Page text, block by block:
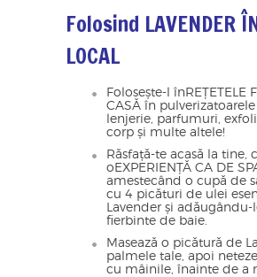
Folosind LAVENDER
LOCAL
Folosește-l înREȚETELE
CASĂ în
lenjerie, parfumuri,
corp și multe altele!
Răsfață-te acasă la tine,
oEXPERIENȚĂ CA DE
amestecând o cupă de
cu 4 picături de ulei
Lavender și adăugându-
fierbinte de baie.
Masează o picătură de
palmele tale, apoi
cu mâinile, înainte de a